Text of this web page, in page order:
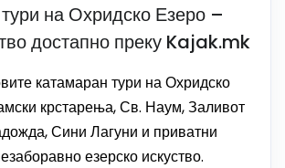
на Охридско Езеро –
достапно преку Kajak.mk
катамаран тури на Охридско
крстарења, Св. Наум, Заливот
Сини Лагуни и приватни
езерско искуство.